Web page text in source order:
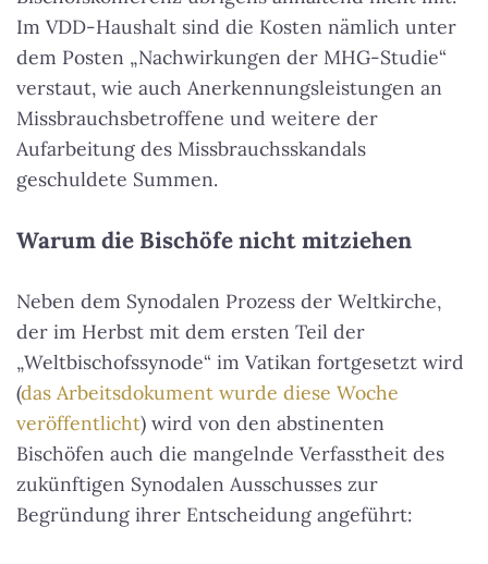
Im VDD-Haushalt sind die Kosten nämlich unter
dem Posten „Nachwirkungen der MHG-Studie“
verstaut, wie auch Anerkennungsleistungen an
Missbrauchsbetroffene und weitere der
Aufarbeitung des Missbrauchsskandals
geschuldete Summen.
Warum die Bischöfe nicht mitziehen
Neben dem Synodalen Prozess der Weltkirche,
der im Herbst mit dem ersten Teil der
„Weltbischofssynode“ im Vatikan fortgesetzt wird
(das Arbeitsdokument wurde diese Woche
veröffentlicht) wird von den abstinenten
Bischöfen auch die mangelnde Verfasstheit des
zukünftigen Synodalen Ausschusses zur
Begründung ihrer Entscheidung angeführt: